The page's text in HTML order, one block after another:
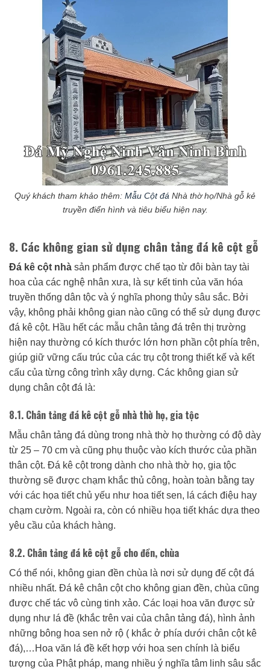
Quý khách tham khảo thêm: Mẫu Cột đá Nhà thờ họ/Nhà gỗ kẻ
truyền điển hình và tiêu biểu hiện nay.
8. Các không gian sử dụng chân tảng đá kê cột gỗ
Đá kê cột nhà sản phẩm được chế tạo từ đôi bàn tay tài
hoa của các nghệ nhân xưa, là sự kết tinh của văn hóa
truyền thống dân tộc và ý nghĩa phong thủy sâu sắc. Bởi
vậy, không phải không gian nào cũng có thể sử dụng được
đá kê cột. Hầu hết các mẫu chân tảng đá trên thị trường
hiện nay thường có kích thước lớn hơn phần cột phía trên,
giúp giữ vững cấu trúc của các trụ cột trong thiết kế và kết
cấu của từng công trình xây dựng. Các không gian sử
dụng chân cột đá là:
8.1. Chân tảng đá kê cột gỗ nhà thờ họ, gia tộc
Mẫu chân tảng đá dùng trong nhà thờ họ thường có độ dày
từ 25 – 70 cm và cũng phụ thuộc vào kích thước của phần
thân cột. Đá kê cột trong dành cho nhà thờ họ, gia tộc
thường sẽ được chạm khắc thủ công, hoàn toàn bằng tay
với các họa tiết chủ yếu như hoa tiết sen, lá cách điệu hay
chạm cườm. Ngoài ra, còn có nhiều họa tiết khác dựa theo
yêu cầu của khách hàng.
8.2. Chân tảng đá kê cột gỗ cho đền, chùa
Có thể nói, không gian đền chùa là nơi sử dụng đế cột đá
nhiều nhất. Đá kê chân cột cho không gian đền, chùa cũng
được chế tác vô cùng tinh xảo. Các loại hoa văn được sử
dụng như lá đề (khắc trên vai của chân tảng đá), hình ảnh
những bông hoa sen nở rộ ( khắc ở phía dưới chân cột kê
đá),…Hoa văn lá đề kết hợp với hoa sen chính là biểu
tượng của Phật pháp, mang nhiều ý nghĩa tâm linh sâu sắc